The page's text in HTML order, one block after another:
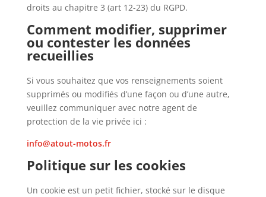
droits au chapitre 3 (art 12-23) du RGPD.
Comment modifier, supprimer
ou contester les données
recueillies
Si vous souhaitez que vos renseignements soient
supprimés ou modifiés d’une façon ou d’une autre,
veuillez communiquer avec notre agent de
protection de la vie privée ici :
info@atout-motos.fr
Politique sur les cookies
Un cookie est un petit fichier, stocké sur le disque